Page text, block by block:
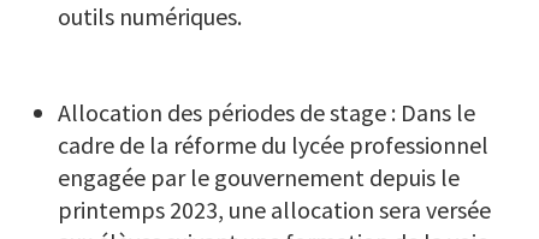
outils numériques.
Allocation des périodes de stage : Dans le
cadre de la réforme du lycée professionnel
engagée par le gouvernement depuis le
printemps 2023, une allocation sera versée